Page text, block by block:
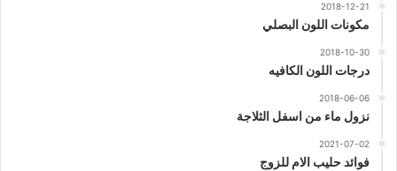
2018-12-21
مكونات اللون البصلي
2018-10-30
درجات اللون الكافيه
2018-06-06
نزول ماء من اسفل الثلاجة
2021-07-02
فوائد حليب الام للزوج